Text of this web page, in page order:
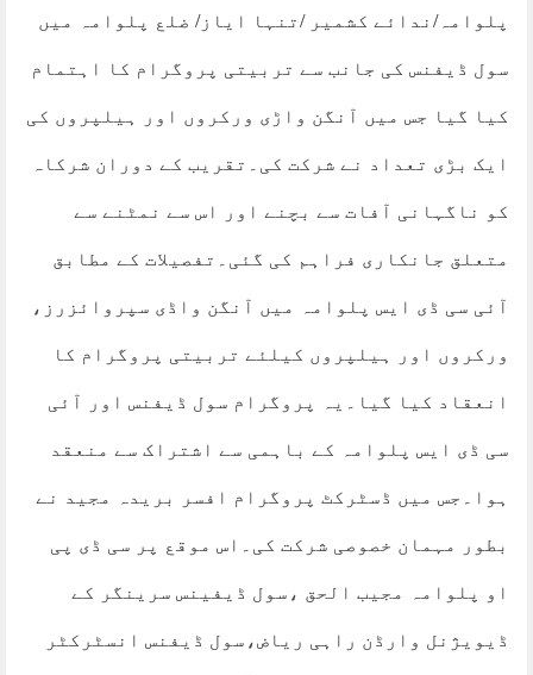
پلوامہ/ندائے کشمیر /تنہا ایاز/ ضلع پلوامہ میں
سول ڈیفنس کی جانب سے تربیتی پروگرام کا اہتمام
کیا گیا جس میں آنگن واڑی ورکروں اور ہیلپروں کی
ایک بڑی تعداد نے شرکت کی۔تقریب کے دوران شرکاہ
کو ناگہانی آفات سے بچنے اور اس سے نمٹنے سے
متعلق جانکاری فراہم کی گئی۔تفصیلات کے مطابق
آئی سی ڈی ایس پلوامہ میں آنگن واڈی سپروائزرز،
ورکروں اور ہیلپروں کیلئے تربیتی پروگرام کا
انعقاد کیا گیا۔یہ پروگرام سول ڈیفنس اور آئی
سی ڈی ایس پلوامہ کے باہمی سے اشتراک سے منعقد
ہوا۔جس میں ڈسٹرکٹ پروگرام افسر بریدہ مجید نے
بطور مہمان خصوصی شرکت کی۔اس موقع پر سی ڈی پی
او پلوامہ مجیب الحق ،سول ڈیفینس سرینگر کے
ڈیویژنل وارڈن راہی ریاض،سول ڈیفنس انسٹرکٹر